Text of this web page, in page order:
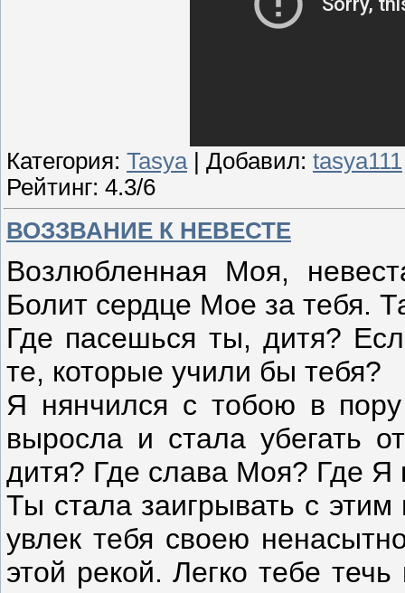
Категория: Tasya| Добавил: tasya111
Рейтинг: 4.3/6
ВОЗЗВАНИЕ К НЕВЕСТЕ
Возлюбленная Моя,
Болит сердце Мое за тебя.
Где пасешься ты, дитя?
те, которые учили бы тебя?
Я нянчился с тобою в
выросла и стала убегать
дитя? Где слава Моя? Где Я
Ты стала заигрывать с
увлек тебя своею
этой рекой. Легко тебе